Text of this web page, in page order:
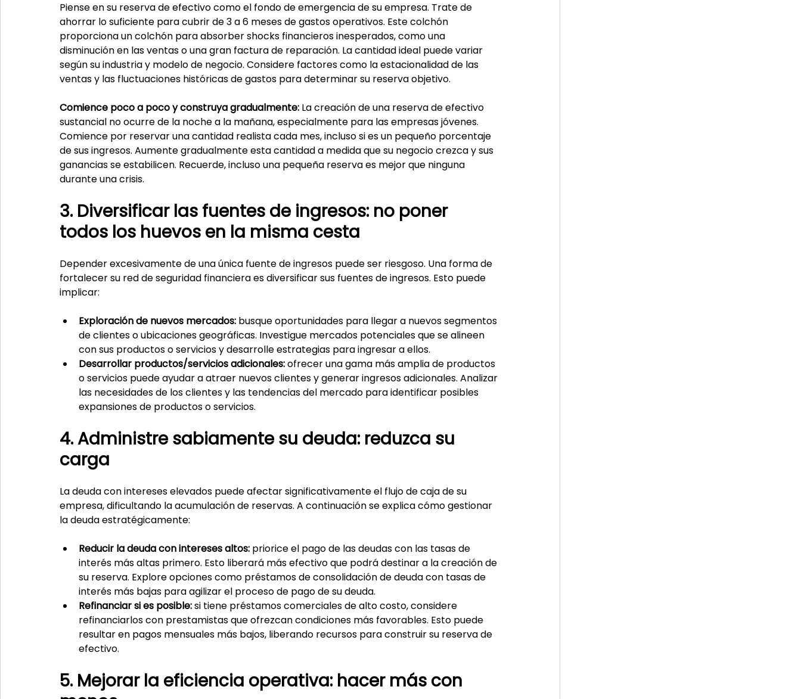
Piense en su reserva de efectivo como el fondo de emergencia de su empresa. Trate de
ahorrar lo suficiente para cubrir de 3 a 6 meses de gastos operativos. Este colchón
proporciona un colchón para absorber shocks financieros inesperados, como una
disminución en las ventas o una gran factura de reparación. La cantidad ideal puede variar
según su industria y modelo de negocio. Considere factores como la estacionalidad de las
ventas y las fluctuaciones históricas de gastos para determinar su reserva objetivo.
Comience poco a poco y construya gradualmente: La creación de una reserva de efectivo
sustancial no ocurre de la noche a la mañana, especialmente para las empresas jóvenes.
Comience por reservar una cantidad realista cada mes, incluso si es un pequeño porcentaje
de sus ingresos. Aumente gradualmente esta cantidad a medida que su negocio crezca y sus
ganancias se estabilicen. Recuerde, incluso una pequeña reserva es mejor que ninguna
durante una crisis.
3. Diversificar las fuentes de ingresos: no poner
todos los huevos en la misma cesta
Depender excesivamente de una única fuente de ingresos puede ser riesgoso. Una forma de
fortalecer su red de seguridad financiera es diversificar sus fuentes de ingresos. Esto puede
implicar:
Exploración de nuevos mercados: busque oportunidades para llegar a nuevos segmentos
de clientes o ubicaciones geográficas. Investigue mercados potenciales que se alineen
con sus productos o servicios y desarrolle estrategias para ingresar a ellos.
Desarrollar productos/servicios adicionales: ofrecer una gama más amplia de productos
o servicios puede ayudar a atraer nuevos clientes y generar ingresos adicionales. Analizar
las necesidades de los clientes y las tendencias del mercado para identificar posibles
expansiones de productos o servicios.
4. Administre sabiamente su deuda: reduzca su
carga
La deuda con intereses elevados puede afectar significativamente el flujo de caja de su
empresa, dificultando la acumulación de reservas. A continuación se explica cómo gestionar
la deuda estratégicamente:
Reducir la deuda con intereses altos: priorice el pago de las deudas con las tasas de
interés más altas primero. Esto liberará más efectivo que podrá destinar a la creación de
su reserva. Explore opciones como préstamos de consolidación de deuda con tasas de
interés más bajas para agilizar el proceso de pago de su deuda.
Refinanciar si es posible: si tiene préstamos comerciales de alto costo, considere
refinanciarlos con prestamistas que ofrezcan condiciones más favorables. Esto puede
resultar en pagos mensuales más bajos, liberando recursos para construir su reserva de
efectivo.
5. Mejorar la eficiencia operativa: hacer más con